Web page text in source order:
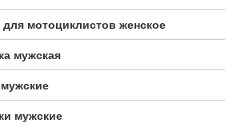
мотоциклистов женское
мужская
мужские